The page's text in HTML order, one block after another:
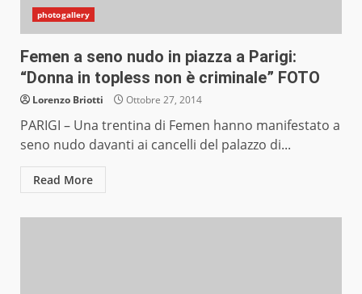
photogallery
Femen a seno nudo in piazza a Parigi:
“Donna in topless non è criminale” FOTO
Lorenzo Briotti Ottobre 27, 2014
PARIGI – Una trentina di Femen hanno manifestato a
seno nudo davanti ai cancelli del palazzo di...
Read More